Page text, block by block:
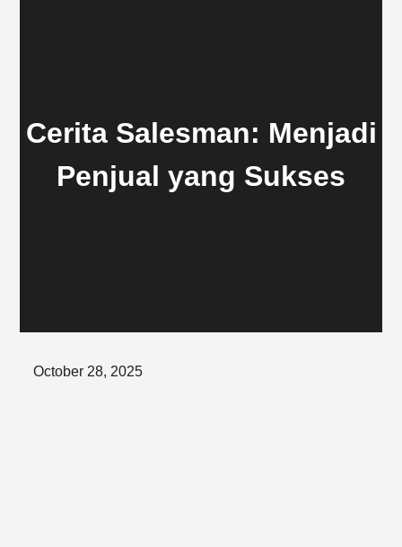
Cerita Salesman: Menjadi
Penjual yang Sukses
Posted
October 28, 2025